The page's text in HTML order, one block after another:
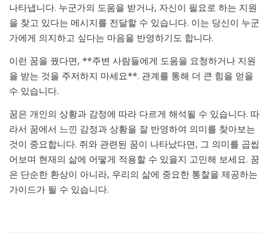
나타냅니다. 누군가의 도움을 받거나, 자신이 필요로 하는 지원
을 찾고 있다는 메시지를 전달할 수 있습니다. 이는 당신이 누군
가에게 의지하고 싶다는 마음을 반영하기도 합니다.
이런 꿈을 꿨다면, **주변 사람들에게 도움을 요청하거나 지원
을 받는 것을 주저하지 마세요**. 관계를 통해 더 큰 힘을 얻을
수 있습니다.
꿈은 개인의 상황과 감정에 따라 다르게 해석될 수 있습니다. 따
라서 꿈에서 느낀 감정과 상황을 잘 반영하여 의미를 찾아보는
것이 중요합니다. 쥐와 관련된 꿈이 나타났다면, 그 의미를 곱씹
어보며 현재의 삶에 어떻게 적용할 수 있을지 고민해 보세요. 꿈
은 단순한 환상이 아니라, 우리의 삶에 중요한 통찰을 제공하는
가이드가 될 수 있습니다.